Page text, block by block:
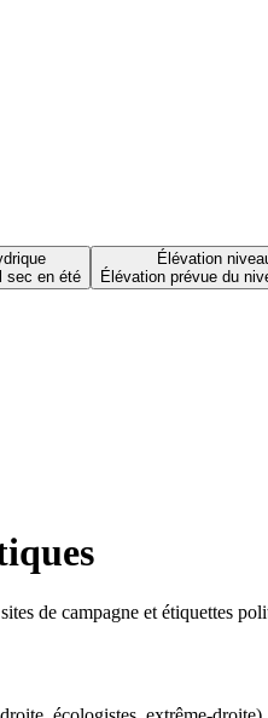
sec en été
Élévation
Élévation prévue du
de campagne et étiquettes